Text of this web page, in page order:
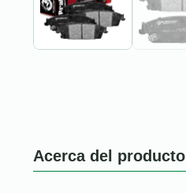
Acerca del producto